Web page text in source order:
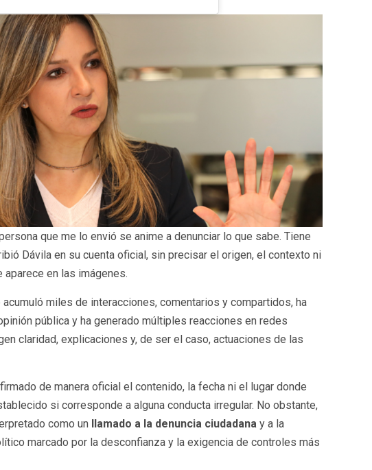
que me lo envió se anime a denunciar lo que sabe. Tiene
Dávila en su cuenta oficial, sin precisar el origen, el contexto ni
en las imágenes.
miles de interacciones, comentarios y compartidos, ha
pública y ha generado múltiples reacciones en redes
claridad, explicaciones y, de ser el caso, actuaciones de las
de manera oficial el contenido, la fecha ni el lugar donde
si corresponde a alguna conducta irregular. No obstante,
como un llamado a la denuncia ciudadana y a la
marcado por la desconfianza y la exigencia de controles más